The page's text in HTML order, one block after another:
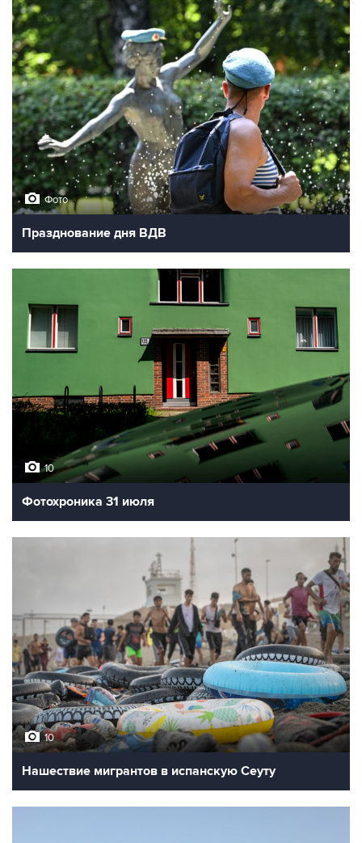
Фото
Празднование дня ВДВ
10
Фотохроника 31 июля
10
Нашествие мигрантов в испанскую Сеуту